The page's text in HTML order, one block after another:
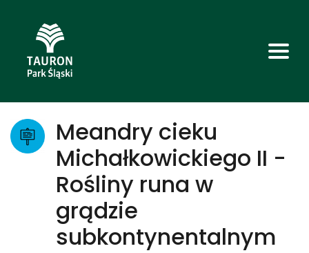
Meandry cieku
Michałkowickiego II -
Rośliny runa w
grądzie
subkontynentalnym